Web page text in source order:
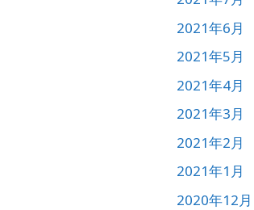
2021年6月
2021年5月
2021年4月
2021年3月
2021年2月
2021年1月
2020年12月